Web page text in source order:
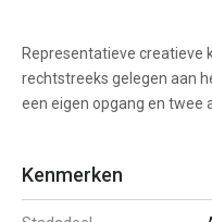
Representatieve creatieve
rechtstreeks gelegen aan
een eigen opgang en twee
Kenmerken